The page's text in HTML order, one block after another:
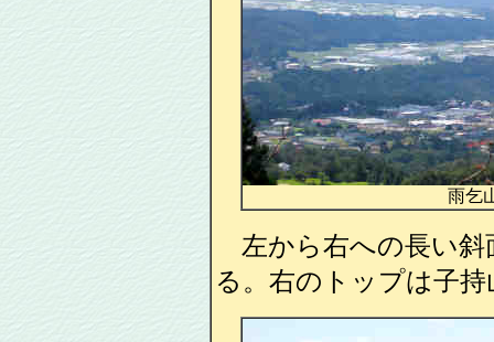
雨乞
左から右への長い斜
る。右のトップは子持